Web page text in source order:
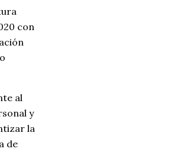
con
al
y
la
de